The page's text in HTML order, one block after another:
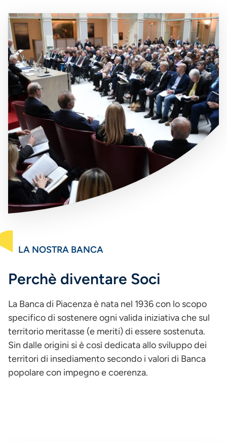
Immagine
LA NOSTRA BANCA
Perchè diventare Soci
La Banca di Piacenza è nata nel 1936 con lo scopo
specifico di sostenere ogni valida iniziativa che sul
territorio meritasse (e meriti) di essere sostenuta.
Sin dalle origini si è così dedicata allo sviluppo dei
territori di insediamento secondo i valori di Banca
popolare con impegno e coerenza.